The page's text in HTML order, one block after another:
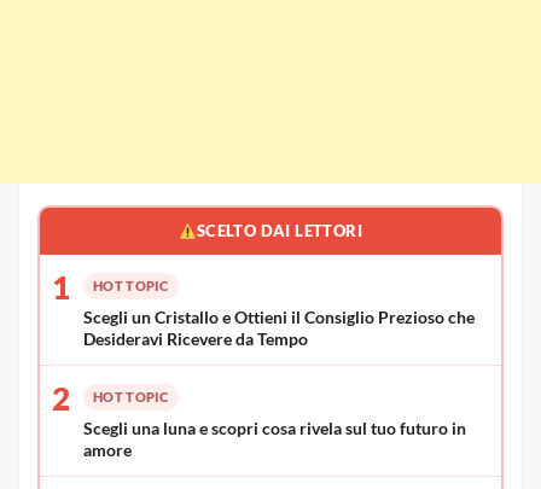
SCELTO DAI LETTORI
1 HOT TOPIC
Scegli un Cristallo e Ottieni il Consiglio Prezioso che
Desideravi Ricevere da Tempo
2 HOT TOPIC
Scegli una luna e scopri cosa rivela sul tuo futuro in
amore